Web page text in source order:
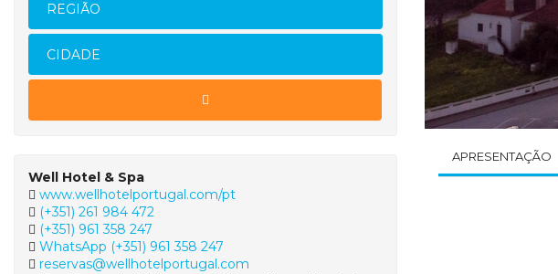
REGIÃO
CIDADE
Well Hotel & Spa
www.wellhotelportugal.com/pt
(+351) 261 984 472
(+351) 961 358 247
WhatsApp (+351) 961 358 247
reservas@wellhotelportugal.com
APRESENTAÇÃO